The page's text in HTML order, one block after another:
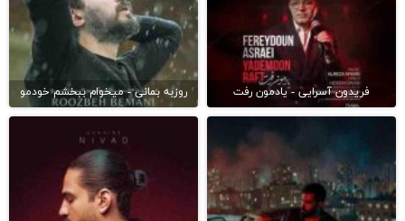
فریدون آسرایی - یادمون رفت روزبه بمانی - میخوام ببخشم خودمو